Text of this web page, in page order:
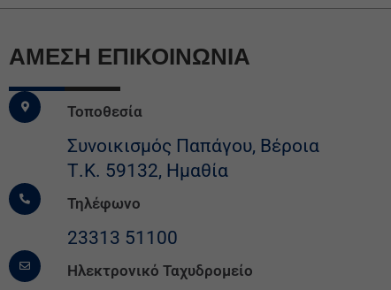
ΆΜΕΣΗ ΕΠΙΚΟΙΝΩΝΙΑ
Τοποθεσία
Συνοικισμός Παπάγου, Βέροια
Τ.Κ. 59132, Ημαθία
Τηλέφωνο
23313 51100
Ηλεκτρονικό Ταχυδρομείο